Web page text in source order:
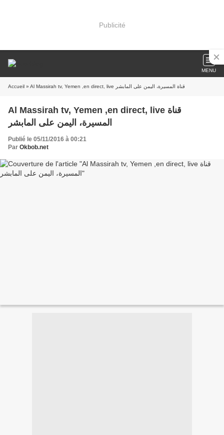
Publicité
MENU
Accueil » Al Massirah tv, Yemen ,en direct, live قناة المسيرة، اليمن على المابشر
Al Massirah tv, Yemen ,en direct, live قناة
المسيرة، اليمن على المابشر
Publié le 05/11/2016 à 00:21
Par Okbob.net